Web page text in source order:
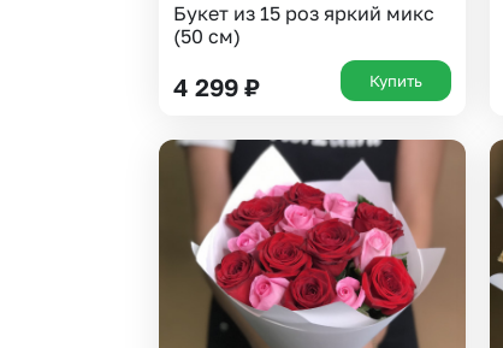
Букет из 15 роз яркий микс
(50 см)
4 299 ₽ Купить